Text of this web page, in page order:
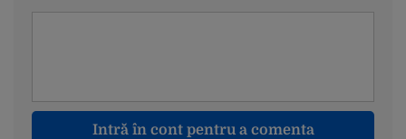
Intră în cont pentru a comenta